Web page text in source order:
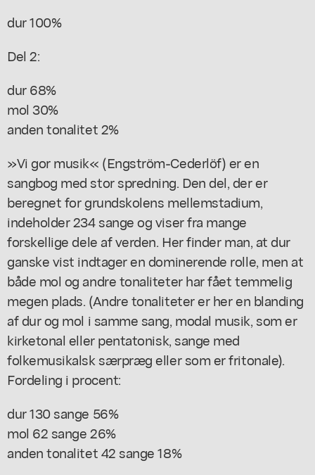
dur 100%
Del 2:
dur 68%
mol 30%
anden tonalitet 2%
»Vi gor musik« (Engström-Cederlöf) er en
sangbog med stor spredning. Den del, der er
beregnet for grundskolens mellemstadium,
indeholder 234 sange og viser fra mange
forskellige dele af verden. Her finder man, at dur
ganske vist indtager en dominerende rolle, men at
både mol og andre tonaliteter har fået temmelig
megen plads. (Andre tonaliteter er her en blanding
af dur og mol i samme sang, modal musik, som er
kirketonal eller pentatonisk, sange med
folkemusikalsk særpræg eller som er fritonale).
Fordeling i procent:
dur 130 sange 56%
mol 62 sange 26%
anden tonalitet 42 sange 18%